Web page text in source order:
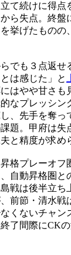
て続けに得点
ら失点。終盤
挙げたもの
らでも３点返
は感じた」と
はやや甘さも
なプレッシ
、先手を奪っ
題。甲府は失
と精度が求め
格プレーオフ
自動昇格圏と
戦は後半立ち
前節・清水
くないチャン
了間際にCK